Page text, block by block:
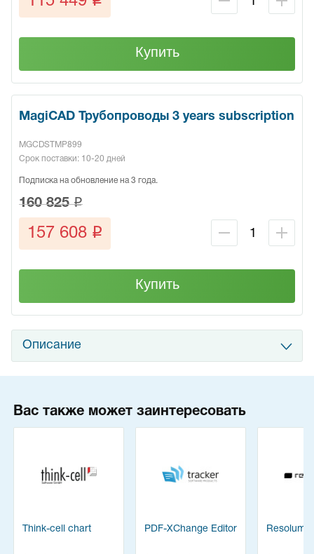
Купить
MagiCAD Трубопроводы 3 years subscription
MGCDSTMP899
Срок поставки: 10-20 дней
Подписка на обновление на 3 года.
160 825q
157 608 q
Купить
Описание
Вас также может заинтересовать
Think-cell chart PDF-XChange Editor Resolume